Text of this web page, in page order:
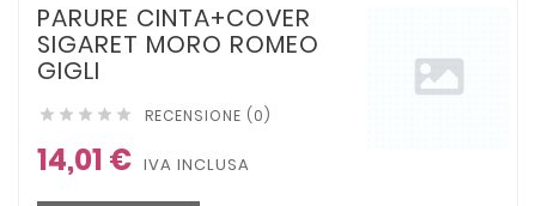
PARURE CINTA+COVER
SIGARET MORO ROMEO
GIGLI
     RECENSIONE (0)
14,01 € IVA INCLUSA